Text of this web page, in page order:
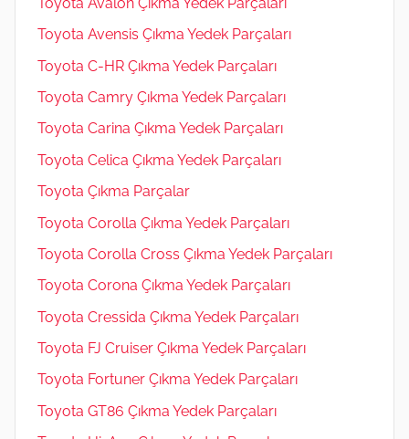
Toyota Avensis Çıkma Yedek Parçaları
Toyota C-HR Çıkma Yedek Parçaları
Toyota Camry Çıkma Yedek Parçaları
Toyota Carina Çıkma Yedek Parçaları
Toyota Celica Çıkma Yedek Parçaları
Toyota Çıkma Parçalar
Toyota Corolla Çıkma Yedek Parçaları
Toyota Corolla Cross Çıkma Yedek Parçaları
Toyota Corona Çıkma Yedek Parçaları
Toyota Cressida Çıkma Yedek Parçaları
Toyota FJ Cruiser Çıkma Yedek Parçaları
Toyota Fortuner Çıkma Yedek Parçaları
Toyota GT86 Çıkma Yedek Parçaları